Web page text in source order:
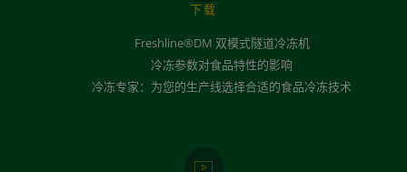
下载
Freshline®DM 双模式隧道冷冻机
冷冻参数对食品特性的影响
冷冻专家：为您的生产线选择合适的食品冷冻技术